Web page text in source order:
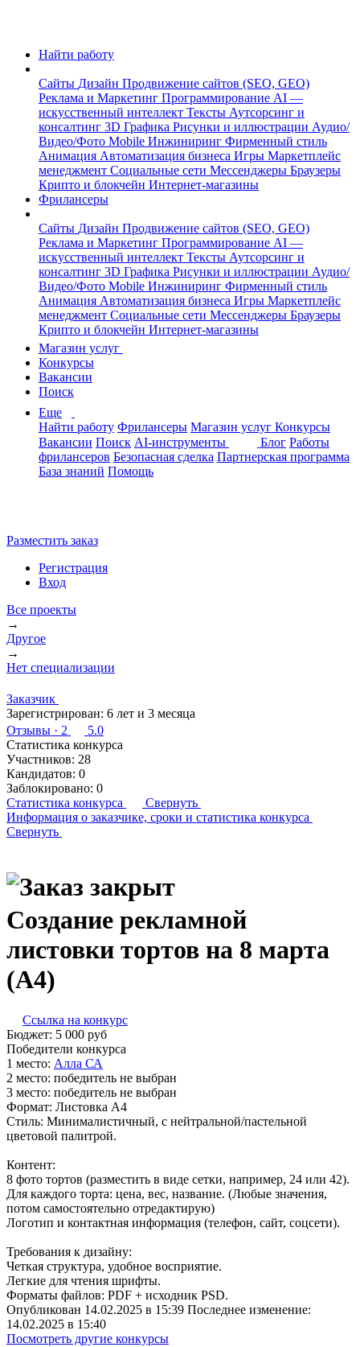
Найти работу
Сайты Дизайн Продвижение сайтов (SEO, GEO)
Реклама и Маркетинг Программирование AI —
искусственный интеллект Тексты Аутсорсинг и
консалтинг 3D Графика Рисунки и иллюстрации Аудио/
Видео/Фото Mobile Инжиниринг Фирменный стиль
Анимация Автоматизация бизнеса Игры Маркетплейс
менеджмент Социальные сети Мессенджеры Браузеры
Крипто и блокчейн Интернет-магазины
Фрилансеры
Сайты Дизайн Продвижение сайтов (SEO, GEO)
Реклама и Маркетинг Программирование AI —
искусственный интеллект Тексты Аутсорсинг и
консалтинг 3D Графика Рисунки и иллюстрации Аудио/
Видео/Фото Mobile Инжиниринг Фирменный стиль
Анимация Автоматизация бизнеса Игры Маркетплейс
менеджмент Социальные сети Мессенджеры Браузеры
Крипто и блокчейн Интернет-магазины
Магазин услуг
Конкурсы
Вакансии
Поиск
Еще
Найти работу Фрилансеры Магазин услуг Конкурсы
Вакансии Поиск AI-инструменты Блог Работы
фрилансеров Безопасная сделка Партнерская программа
База знаний Помощь
Разместить заказ
Регистрация
Вход
Все проекты
→
Другое
→
Нет специализации
Заказчик
Зарегистрирован: 6 лет и 3 месяца
Отзывы · 2
5.0
Статистика конкурса
Участников: 28
Кандидатов: 0
Заблокировано: 0
Статистика конкурса
Свернуть
Информация о заказчике, сроки и статистика конкурса
Свернуть
Создание рекламной
листовки тортов на 8 марта
(A4)
Ссылка на конкурс
Бюджет: 5 000 руб
Победители конкурса
1 место: Ал­ла СА
2 место: победитель не выбран
3 место: победитель не выбран
Формат: Листовка A4
Стиль: Минималистичный, с нейтральной/пастельной
цветовой палитрой.
Контент:
8 фото тортов (разместить в виде сетки, например, 24 или 42).
Для каждого торта: цена, вес, название. (Любые значения,
потом самостоятельно отредактирую)
Логотип и контактная информация (телефон, сайт, соцсети).
Требования к дизайну:
Четкая структура, удобное восприятие.
Легкие для чтения шрифты.
Форматы файлов: PDF + исходник PSD.
Опубликован 14.02.2025 в 15:39 Последнее изменение:
14.02.2025 в 15:40
Посмотреть другие конкурсы